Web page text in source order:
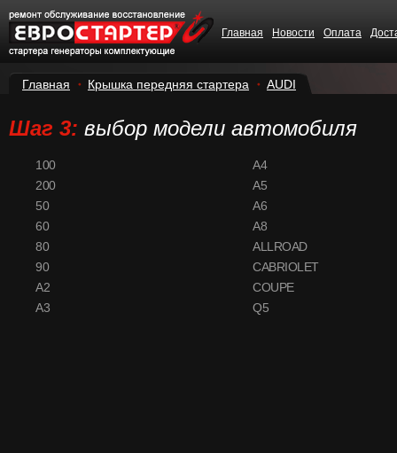
Главная Новости Оплата
Главная Крышка передняя стартера AUDI
Шаг 3: выбор модели автомобиля
100
200
50
60
80
90
A2
A3
A4
A5
A6
A8
ALLROAD
CABRIOLET
COUPE
Q5